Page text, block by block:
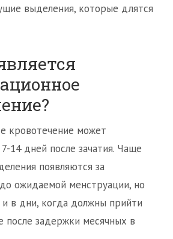
выделения, которые длятся
кровотечение может
14 дней после зачатия. Чаще
появляются за
ожидаемой менструации, но
и в дни, когда должны прийти
после задержки месячных в